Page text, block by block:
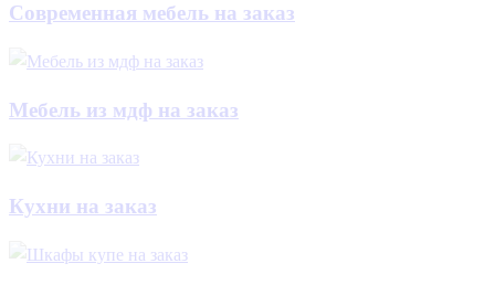
Современная мебель на заказ
Мебель из мдф на заказ
Кухни на заказ